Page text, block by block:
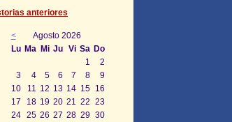
anteriores
<
Agosto 2026
Lu Ma Mi Ju Vi Sa Do
1
2
3
4 5 6 7 8
9
10
11 12 13 14 15
16
17
18 19 20 21 22 23
24
25 26 27 28 29 30